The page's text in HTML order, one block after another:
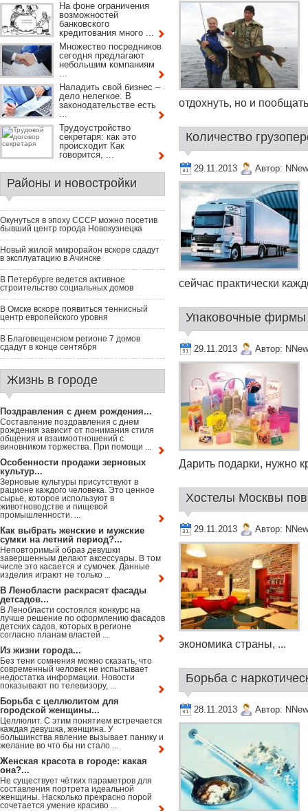
отдохнуть, но и
Количество
29.11.2013 Автор:
сейчас практически
Упаковочные фирмы
29.11.2013 Автор:
Дарить подарки, нужно
Хостелы Москвы
29.11.2013 Автор:
экономика страны, ...
Борьба с
28.11.2013 Автор:
На фоне ограничения
возможностей
банковского
кредитования много ...
Множество посредников
сегодня предлагают
небольшим компаниям
...
Наладить свой бизнес –
дело нелегкое. В
законодательстве есть
...
Трудоустройство
секретаря: как это
происходит Как
говорится, ...
Районы и новостройки
Окунуться в эпоху СССР можно посетив
бывший центр города Новокузнецка
Новый жилой микрорайон вскоре сдадут
в эксплуатацию в Ачинске
В Петербурге ведется активное
строительство социальных домов
В Омске вскоре появиться теннисный
центр европейского уровня
В Благовещенском регионе 7 домов
сдадут в конце сентября
Жизнь в городе
Поздравления с днем рождения...
Составление поздравления с днем
рождения зависит от понимания стиля
общения и взаимоотношений с
виновником торжества. При помощи ...
Особенности продажи зерновых
культур...
Зерновые культуры присутствуют в
рационе каждого человека. Это ценное
сырье, которое используют в
животноводстве и пищевой
промышленности. ...
Как выбрать женские и мужские
сумки на летний период?...
Неповторимый образ девушки
завершенным делают аксессуары. В том
числе это касается и сумочек. Данные
изделия играют не только ...
В Ленобласти раскрасят фасады
детсадов...
В Ленобласти состоялся конкурс на
лучше решение по оформлению фасадов
детских садов, которых в регионе
согласно планам властей ...
Из жизни города...
Без тени сомнения можно сказать, что
современный человек не испытывает
недостатка информации. Новости
показывают по телевизору, ...
Борьба с целлюлитом для
городской женщины...
Целлюлит. С этим понятием встречается
каждая девушка, женщина. У
большинства явление вызывает панику и
желание во что бы ни стало ...
Женская красота в городе: какая
она?...
Не существует чётких параметров для
составления портрета идеальной
женщины. Насколько прекрасно порой
сочетается умение красиво ...